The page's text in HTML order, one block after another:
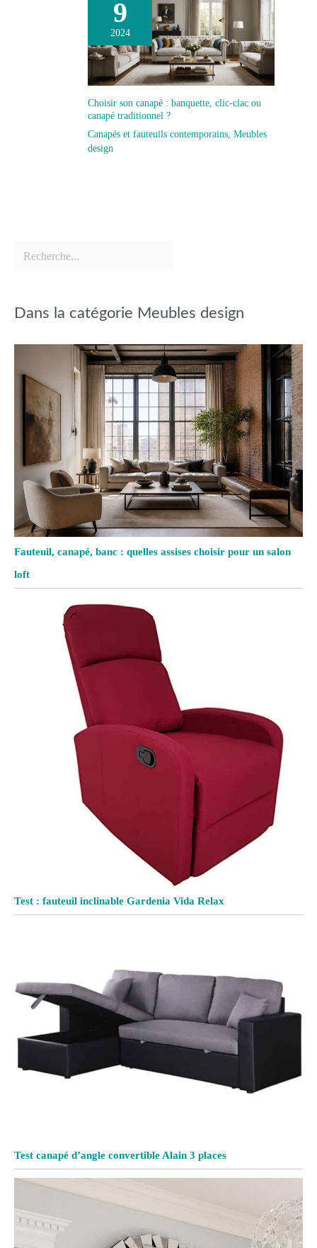
9
2024
Choisir son canapé : banquette, clic-clac ou
canapé traditionnel ?
Canapés et fauteuils contemporains, Meubles
design
Dans la catégorie Meubles design
Fauteuil, canapé, banc : quelles assises choisir pour un salon
loft
Test : fauteuil inclinable Gardenia Vida Relax
Test canapé d’angle convertible Alain 3 places